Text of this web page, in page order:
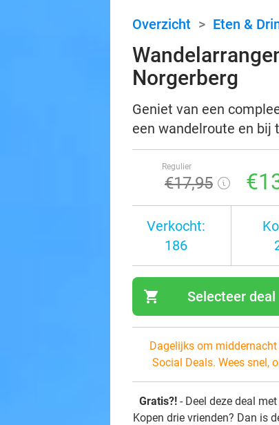
Overzicht > Eten &
Norgerberg
Geniet van een
een wandelroute en bij
Regulier
€17,95
Verkocht:
186
shopping_cart Selecteer deal
Dagelijks om middernacht
Social Deals. Wees snel,
Gratis?! - Deel deze deal
Kopen drie vrienden? Dan is